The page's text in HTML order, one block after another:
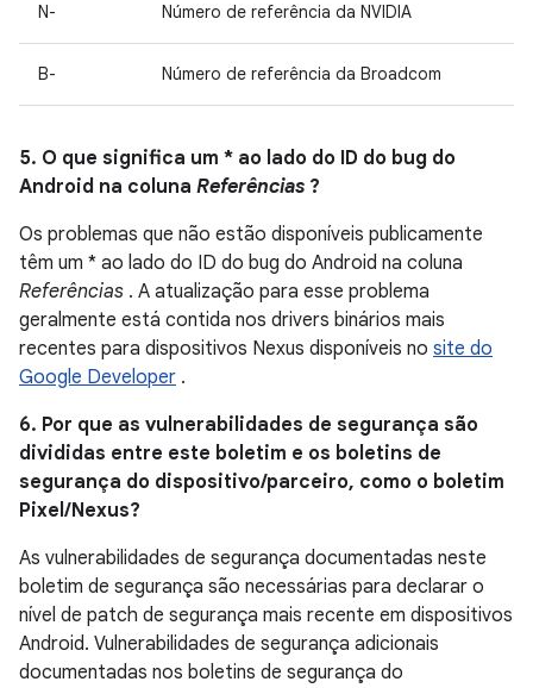
N- Número de referência da NVIDIA
B- Número de referência da Broadcom
5. O que significa um * ao lado do ID do bug do
Android na coluna Referências ?
Os problemas que não estão disponíveis publicamente
têm um * ao lado do ID do bug do Android na coluna
Referências . A atualização para esse problema
geralmente está contida nos drivers binários mais
recentes para dispositivos Nexus disponíveis no site do
Google Developer .
6. Por que as vulnerabilidades de segurança são
divididas entre este boletim e os boletins de
segurança do dispositivo/parceiro, como o boletim
Pixel/Nexus?
As vulnerabilidades de segurança documentadas neste
boletim de segurança são necessárias para declarar o
nível de patch de segurança mais recente em dispositivos
Android. Vulnerabilidades de segurança adicionais
documentadas nos boletins de segurança do